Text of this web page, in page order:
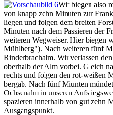
Wir biegen also
von knapp zehn Minuten zur
liegen und folgen dem breiten
Minuten nach dem Passieren der
weiteren Wegweiser. Hier biegen
Mühlberg"). Nach weiteren fünf
Rinderbrachalm. Wir verlassen
oberhalb der Alm vorbei. Gleich
rechts und folgen den rot-weißen
bergab. Nach fünf Miunten
Ochsenalm in unseren
spazieren innerhalb von gut zehn
Ausgangspunkt.